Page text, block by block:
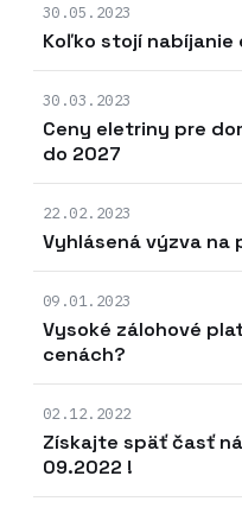
30.05.2023
Koľko stojí nabíjanie
30.03.2023
Ceny eletriny pre
do 2027
22.02.2023
Vyhlásená výzva na
09.01.2023
Vysoké zálohové
cenách?
02.12.2022
Získajte späť časť
09.2022 !